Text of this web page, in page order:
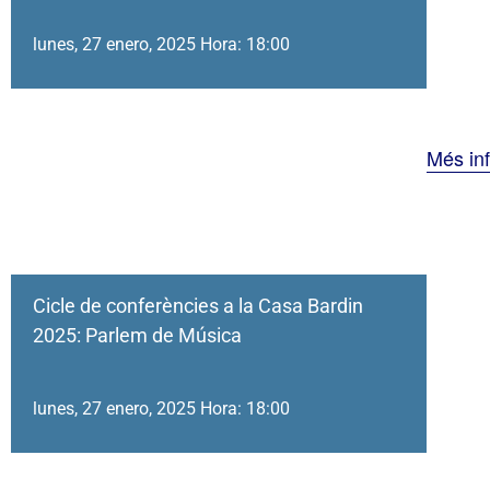
lunes, 27 enero, 2025 Hora: 18:00
Cicle de conferències a la Casa Bardin
2025: Parlem de Música
lunes, 27 enero, 2025 Hora: 18:00
Més